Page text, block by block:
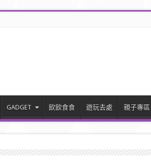
GADGET 飲飲食食 遊玩去處 親子專區